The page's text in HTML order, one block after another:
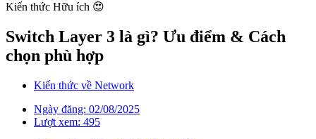
Kiến thức Hữu ích 😍
Switch Layer 3 là gì? Ưu điểm & Cách
chọn phù hợp
Kiến thức về Network
Ngày đăng: 02/08/2025
Lượt xem: 495